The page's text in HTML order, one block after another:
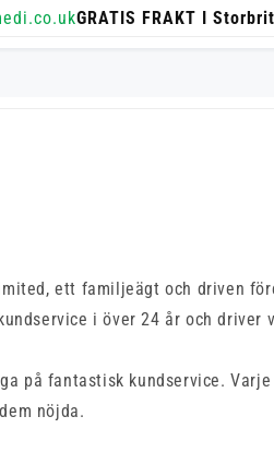
GRATIS FRAKT I
ett familjeägt och driven
i över 24 år och driver
på fantastisk kundservice.
nöjda.